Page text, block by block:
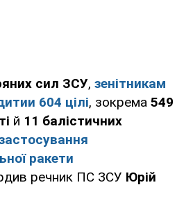
сил ЗСУ, зенітникам
604 цілі, зокрема 549
й 11 балістичних
ракети
речник ПС ЗСУ Юрій